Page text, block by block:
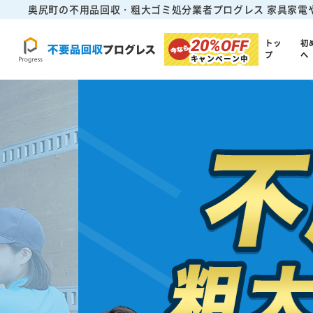
奥尻町の不用品回収・粗大ゴミ処分業者プログレス 家具家電
20%OFF
キャンペーン中
トッ
プ
初
へ